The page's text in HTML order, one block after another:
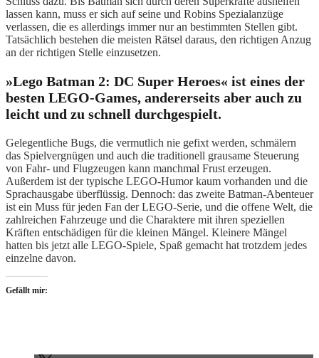
lassen kann, muss er sich auf seine und Robins Spezialanzüge
verlassen, die es allerdings immer nur an bestimmten Stellen gibt.
Tatsächlich bestehen die meisten Rätsel daraus, den richtigen Anzug
an der richtigen Stelle einzusetzen.
»Lego Batman 2: DC Super Heroes« ist eines der
besten LEGO-Games, andererseits aber auch zu
leicht und zu schnell durchgespielt.
Gelegentliche Bugs, die vermutlich nie gefixt werden, schmälern
das Spielvergnügen und auch die traditionell grausame Steuerung
von Fahr- und Flugzeugen kann manchmal Frust erzeugen.
Außerdem ist der typische LEGO-Humor kaum vorhanden und die
Sprachausgabe überflüssig. Dennoch: das zweite Batman-Abenteuer
ist ein Muss für jeden Fan der LEGO-Serie, und die offene Welt, die
zahlreichen Fahrzeuge und die Charaktere mit ihren speziellen
Kräften entschädigen für die kleinen Mängel. Kleinere Mängel
hatten bis jetzt alle LEGO-Spiele, Spaß gemacht hat trotzdem jedes
einzelne davon.
Gefällt mir: